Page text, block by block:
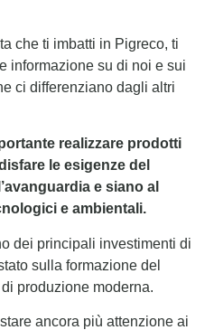
che ti imbatti in Pigreco, ti
informazione su di noi e sui
ci differenziano dagli altri
realizzare prodotti
le esigenze del
e siano al
e ambientali.
dei principali investimenti di
sulla formazione del
produzione moderna.
ancora più attenzione ai